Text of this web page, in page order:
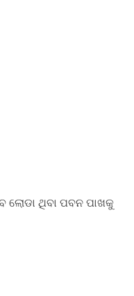
ଥିବା ପବନ ପାଖକୁ